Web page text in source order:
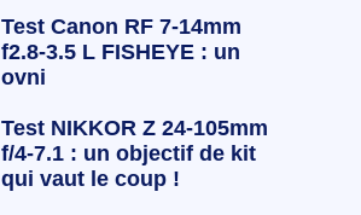
Test Canon RF 7-14mm
f2.8-3.5 L FISHEYE : un
ovni
Test NIKKOR Z 24-105mm
f/4-7.1 : un objectif de kit
qui vaut le coup !